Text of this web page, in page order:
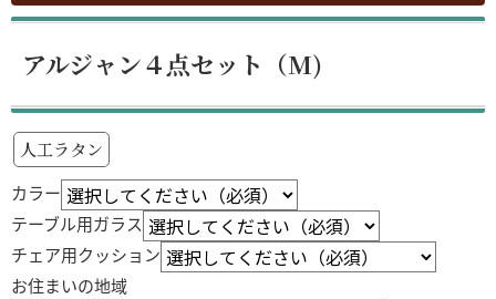
アルジャン４点セット（M)
人工ラタン
カラー
テーブル用ガラス
チェア用クッション
お住まいの地域